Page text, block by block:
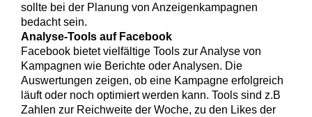
sollte bei der Planung von Anzeigenkampagnen
bedacht sein.
Analyse-Tools auf Facebook
Facebook bietet vielfältige Tools zur Analyse von
Kampagnen wie Berichte oder Analysen. Die
Auswertungen zeigen, ob eine Kampagne erfolgreich
läuft oder noch optimiert werden kann. Tools sind z.B
Zahlen zur Reichweite der Woche, zu den Likes der